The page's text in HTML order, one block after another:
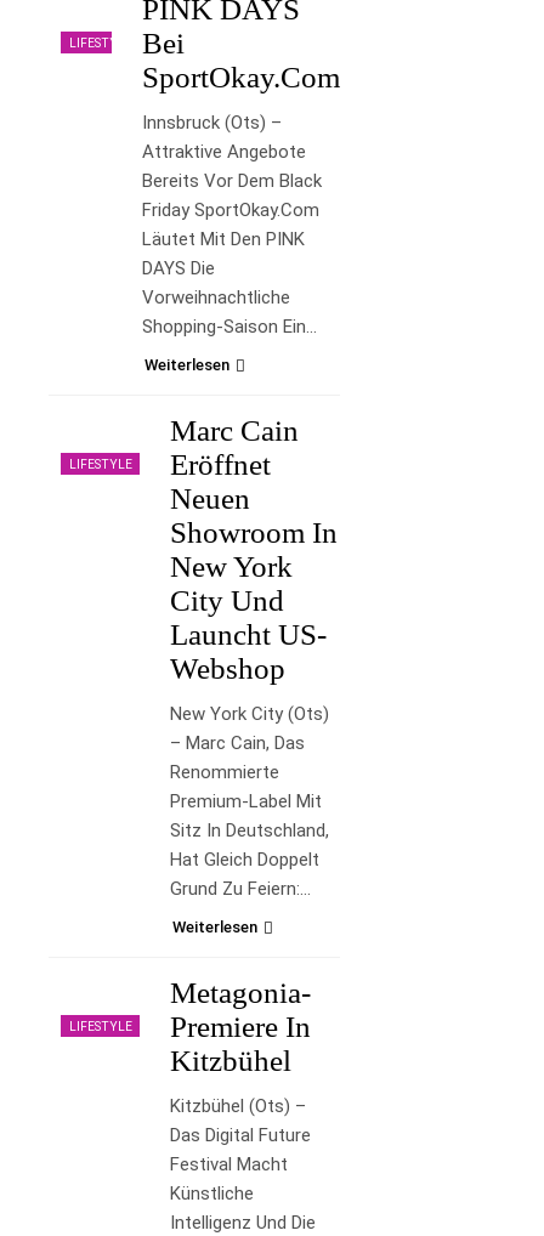
LIFESTYLE
PINK DAYS
Bei
SportOkay.com
Innsbruck (ots) –
Attraktive Angebote
Bereits Vor Dem Black
Friday SportOkay.com
Läutet Mit Den PINK
DAYS Die
Vorweihnachtliche
Shopping-Saison Ein…
Weiterlesen
LIFESTYLE
Marc Cain
Eröffnet
Neuen
Showroom In
New York
City Und
Launcht US-
Webshop
New York City (ots)
– Marc Cain, Das
Renommierte
Premium-Label Mit
Sitz In Deutschland,
Hat Gleich Doppelt
Grund Zu Feiern:…
Weiterlesen
LIFESTYLE
Metagonia-
Premiere In
Kitzbühel
Kitzbühel (ots) –
Das Digital Future
Festival Macht
Künstliche
Intelligenz Und Die